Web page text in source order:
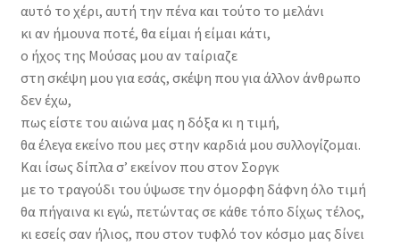
αυτό το χέρι, αυτή την πένα και τούτο το μελάνι
κι αν ήμουνα ποτέ, θα είμαι ή είμαι κάτι,
ο ήχος της Μούσας μου αν ταίριαζε
στη σκέψη μου για εσάς, σκέψη που για άλλον άνθρωπο
δεν έχω,
πως είστε του αιώνα μας η δόξα κι η τιμή,
θα έλεγα εκείνο που μες στην καρδιά μου συλλογίζομαι.
Και ίσως δίπλα σ’ εκείνον που στον Σοργκ
με το τραγούδι του ύψωσε την όμορφη δάφνη όλο τιμή
θα πήγαινα κι εγώ, πετώντας σε κάθε τόπο δίχως τέλος,
κι εσείς σαν ήλιος, που στον τυφλό τον κόσμο μας δίνει